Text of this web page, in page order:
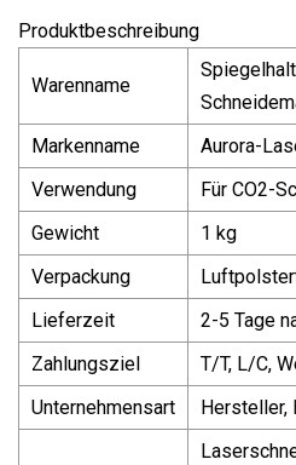
Produktbeschreibung
Warenname
Markenname
Aurora-
Verwendung
Für CO2-
Gewicht
1 kg
Verpackung
Lieferzeit
2-5 Tage
Zahlungsziel
T/T, L/C,
Unternehmensart
Hersteller,